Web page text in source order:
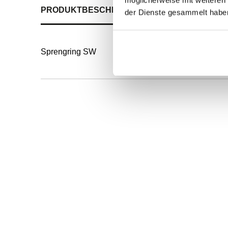
der Dienste gesammelt
PRODUKTBESCHREIBUNGALLE
Sprengring SW